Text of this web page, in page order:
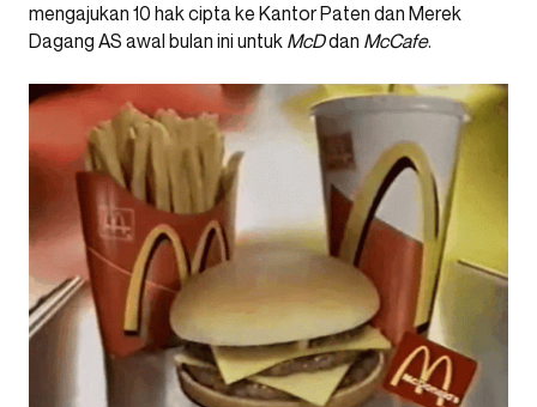
mengajukan 10 hak cipta ke Kantor Paten dan Merek
Dagang AS awal bulan ini untuk McDdan McCafe.